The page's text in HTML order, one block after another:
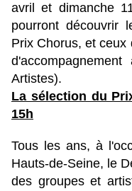
avril et dimanche
pourront découvrir
Prix Chorus, et ceux
Artistes).
La sélection du
15h
Tous les ans, à
Hauts-de-Seine, le
des groupes et